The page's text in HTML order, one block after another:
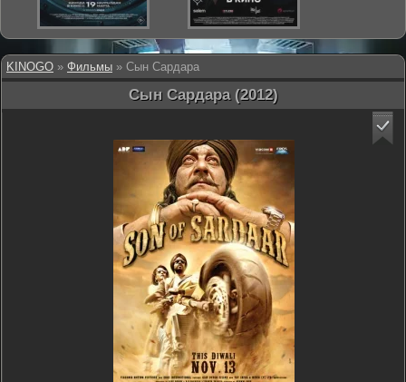
KINOGO » Фильмы » Сын Сардара
Сын Сардара (2012)